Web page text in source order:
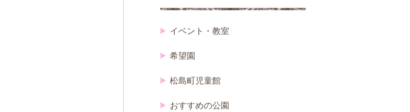
イベント・教室
希望園
松島町児童館
おすすめの公園